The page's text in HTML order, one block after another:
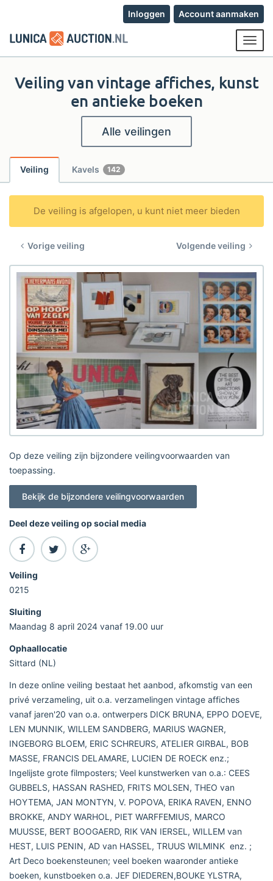
Inloggen Account aanmaken
Veiling van vintage affiches, kunst
en antieke boeken
Alle veilingen
Veiling Kavels 142
De veiling is afgelopen, u kunt niet meer bieden
Vorige veiling Volgende veiling
Op deze veiling zijn bijzondere veilingvoorwaarden van
toepassing.
Bekijk de bijzondere veilingvoorwaarden
Deel deze veiling op social media
Veiling
0215
Sluiting
Maandag 8 april 2024 vanaf 19.00 uur
Ophaallocatie
Sittard (NL)
In deze online veiling bestaat het aanbod, afkomstig van een
privé verzameling, uit o.a. verzamelingen vintage affiches
vanaf jaren'20 van o.a. ontwerpers DICK BRUNA, EPPO DOEVE,
LEN MUNNIK, WILLEM SANDBERG, MARIUS WAGNER,
INGEBORG BLOEM, ERIC SCHREURS, ATELIER GIRBAL, BOB
MASSE, FRANCIS DELAMARE, LUCIEN DE ROECK enz.;
Ingelijste grote filmposters; Veel kunstwerken van o.a.: CEES
GUBBELS, HASSAN RASHED, FRITS MOLSEN, THEO van
HOYTEMA, JAN MONTYN, V. POPOVA, ERIKA RAVEN, ENNO
BROKKE, ANDY WARHOL, PIET WARFFEMIUS, MARCO
MUUSSE, BERT BOOGAERD, RIK VAN IERSEL, WILLEM van
HEST, LUIS PENIN, AD van HASSEL, TRUUS WILMINK enz. ;
Art Deco boekensteunen; veel boeken waaronder antieke
boeken, kunstboeken o.a. JEF DIEDEREN,BOUKE YLSTRA,